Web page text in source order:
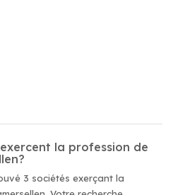
la profession de
3 sociétés exerçant la